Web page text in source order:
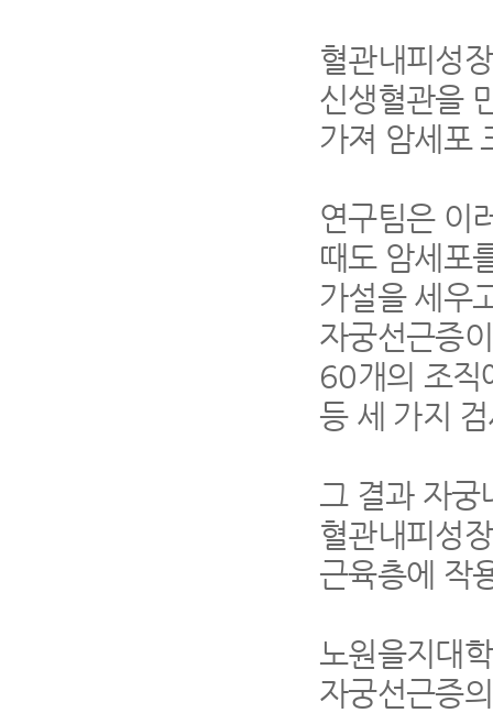
혈관내피성
신생혈관을
가져 암세포
연구팀은 이
때도 암세포
가설을 세우
자궁선근증
60개의 조직
등 세 가지
그 결과 자궁
혈관내피성
근육층에 작
노원을지대
자궁선근증